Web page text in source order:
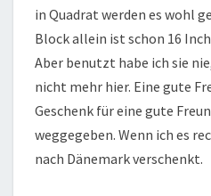
in Quadrat werden es wohl
Block allein ist schon 16
Aber benutzt habe ich sie
nicht mehr hier. Eine gute
Geschenk für eine gute
weggegeben. Wenn ich es
nach Dänemark verschenkt.